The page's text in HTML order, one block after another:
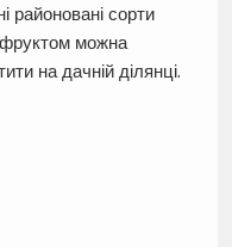
районовані сорти
можна
на дачній ділянці.